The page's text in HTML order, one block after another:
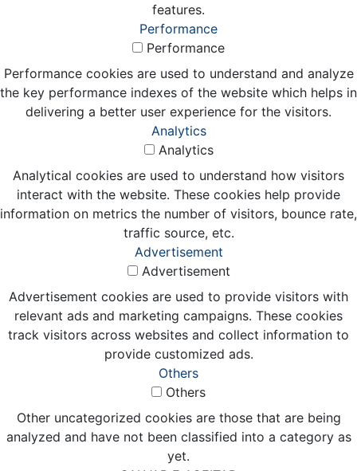
features.
Performance
Performance
Performance cookies are used to understand and analyze
the key performance indexes of the website which helps in
delivering a better user experience for the visitors.
Analytics
Analytics
Analytical cookies are used to understand how visitors
interact with the website. These cookies help provide
information on metrics the number of visitors, bounce rate,
traffic source, etc.
Advertisement
Advertisement
Advertisement cookies are used to provide visitors with
relevant ads and marketing campaigns. These cookies
track visitors across websites and collect information to
provide customized ads.
Others
Others
Other uncategorized cookies are those that are being
analyzed and have not been classified into a category as
yet.